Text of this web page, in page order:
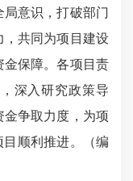
意识，打破部门
共同为项目建设
金保障。各项目责
深入研究政策导
争取力度，为项
目顺利推进。（编